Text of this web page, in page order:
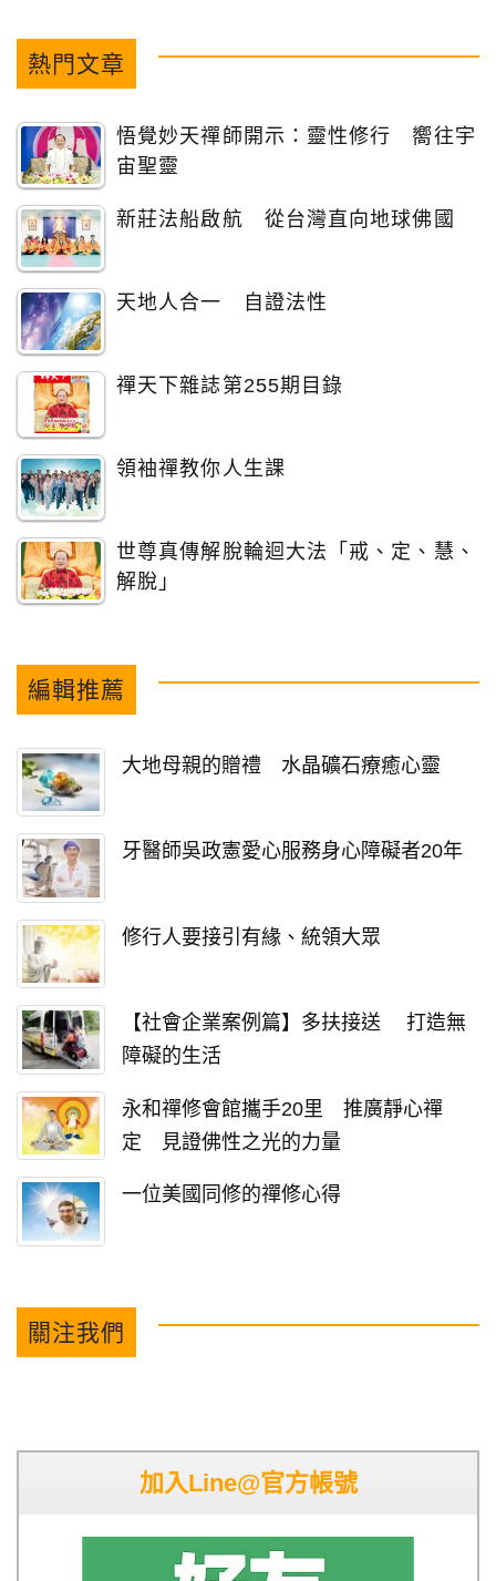
熱門文章
悟覺妙天禪師開示：靈性修行 嚮往宇
宙聖靈
新莊法船啟航 從台灣直向地球佛國
天地人合一 自證法性
禪天下雜誌第255期目錄
領袖禪教你人生課
世尊真傳解脫輪迴大法「戒、定、慧、
解脫」
編輯推薦
大地母親的贈禮 水晶礦石療癒心靈
牙醫師吳政憲愛心服務身心障礙者20年
修行人要接引有緣、統領大眾
【社會企業案例篇】多扶接送 打造無
障礙的生活
永和禪修會館攜手20里 推廣靜心禪
定 見證佛性之光的力量
一位美國同修的禪修心得
關注我們
加入Line@官方帳號